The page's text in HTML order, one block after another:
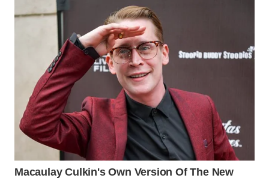
CIREBON
INDRAMAYU
WN
KUNINGAN
WN
MAJALENGKA
WN